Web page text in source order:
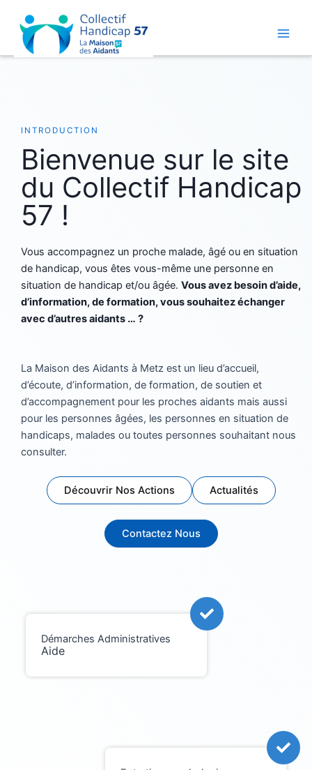
contenu
INTRODUCTION
Bienvenue sur le site
du Collectif Handicap
57 !
Vous accompagnez un proche malade, âgé ou en situation
de handicap, vous êtes vous-même une personne en
situation de handicap et/ou âgée. Vous avez besoin d’aide,
d’information, de formation, vous souhaitez échanger
avec d’autres aidants … ?
La Maison des Aidants à Metz est un lieu d’accueil,
d’écoute, d’information, de formation, de soutien et
d’accompagnement pour les proches aidants mais aussi
pour les personnes âgées, les personnes en situation de
handicaps, malades ou toutes personnes souhaitant nous
consulter.
Découvrir Nos Actions Actualités
Contactez Nous
Démarches Administratives
Aide